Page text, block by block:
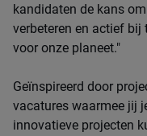
kandidaten de kans
verbeteren en actief bij
voor onze planeet."
Geïnspireerd door
vacatures waarmee jij
innovatieve projecten